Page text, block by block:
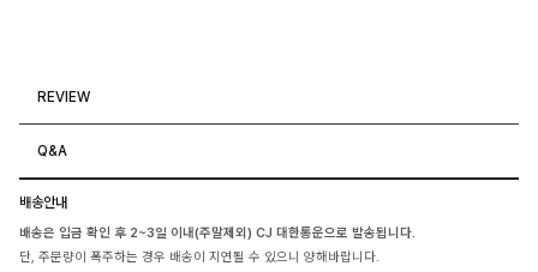
REVIEW
Q&A
배송안내
배송은 입금 확인 후 2~3일 이내(주말제외) CJ 대한통운으로 발송됩니다.
단, 주문량이 폭주하는 경우 배송이 지연될 수 있으니 양해바랍니다.